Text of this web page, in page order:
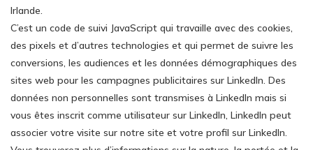
Irlande.
C’est un code de suivi JavaScript qui travaille avec des cookies,
des pixels et d’autres technologies et qui permet de suivre les
conversions, les audiences et les données démographiques des
sites web pour les campagnes publicitaires sur LinkedIn. Des
données non personnelles sont transmises à LinkedIn mais si
vous êtes inscrit comme utilisateur sur LinkedIn, LinkedIn peut
associer votre visite sur notre site et votre profil sur LinkedIn.